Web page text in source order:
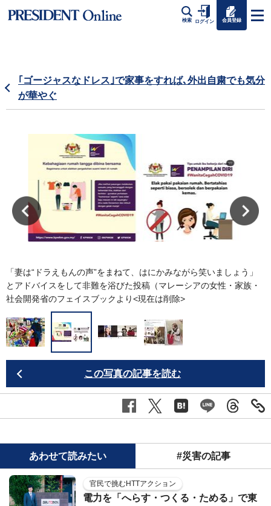
検索 ログイン 会員登録
｢ゴージャスなドレス｣で家事をすれば､外出自粛でも気分
が華やぐ
「妻は“ドラえもんの声”をまねて、はにかみながら笑いましょう」
とアドバイスをして非難を浴びた投稿（マレーシアの女性・家族・
社会開発省のフェイスブックより<現在は削除>
この写真の記事を読む
あわせて読みたい #災害の記事
官民で挑むHTTアクション
電力を「へらす・つくる・ためる」で東